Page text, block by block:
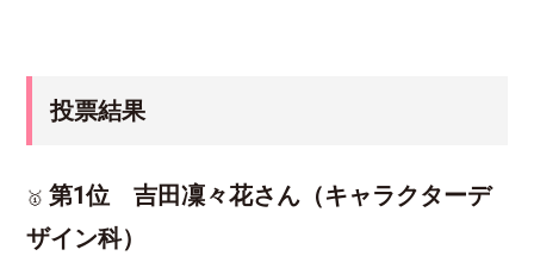
投票結果
🥇 第1位
吉田凜々花さん（キャラクターデ
ザイン科）